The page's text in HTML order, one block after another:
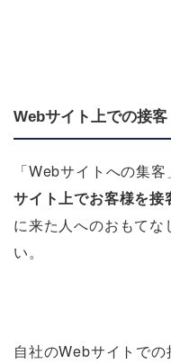
Webサイト上での接客
「Webサイトへの集客
サイト上でお客様を接
に来た人へのおもてな
い。
自社のWebサイトで